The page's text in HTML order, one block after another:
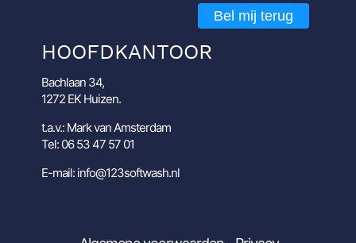
Bel mij terug
HOOFDKANTOOR
Bachlaan 34,
1272 EK Huizen.
t.a.v.: Mark van Amsterdam
Tel: 06 53 47 57 01
E-mail: info@123softwash.nl